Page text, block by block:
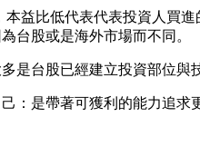
益比低代表代表投資人買
台股或是海外市場而不同。
是台股已經建立投資部位
：是帶著可獲利的能力追